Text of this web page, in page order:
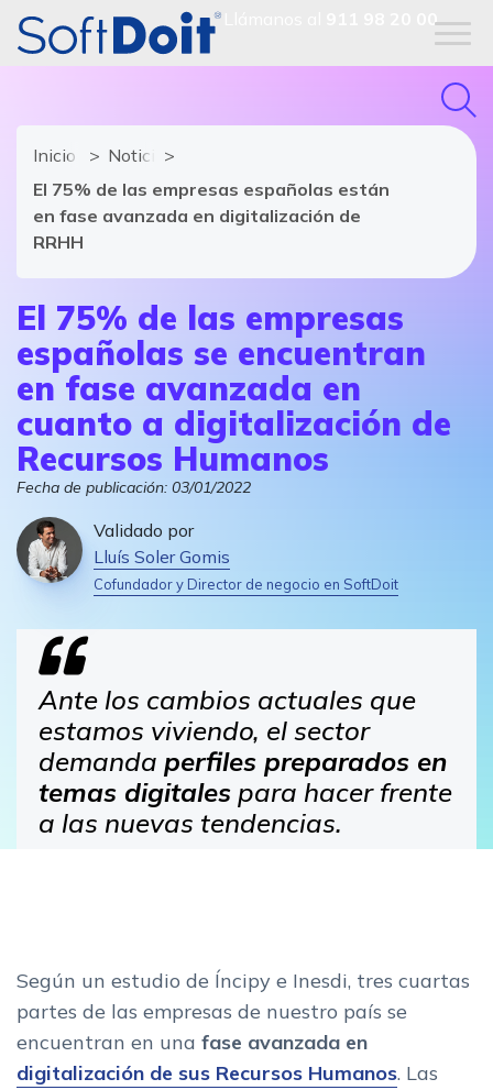
911 98 20 00
Inicio
Noticias de software y TIC
El 75% de las empresas españolas están
en fase avanzada en digitalización de
RRHH
El 75% de las empresas
españolas se encuentran
en fase avanzada en
cuanto a digitalización de
Recursos Humanos
Fecha de publicación: 03/01/2022
Validado por
Lluís Soler Gomis
Cofundador y Director de negocio en SoftDoit
Ante los cambios actuales que
estamos viviendo, el sector
demanda perfiles preparados en
temas digitales para hacer frente
a las nuevas tendencias.
Según un estudio de Íncipy e Inesdi, tres cuartas
partes de las empresas de nuestro país se
encuentran en una fase avanzada en
digitalización de sus Recursos Humanos. Las